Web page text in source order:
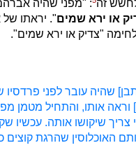
זה : "מפני שהיה
או ירא שמים". יראתו של
"צדיק או ירא שמים".
שהיה עובר לפני
וראה אותו, והתחיל מטמן
צריך שיקושו אותה. עכשיו
שהרגת קוצים